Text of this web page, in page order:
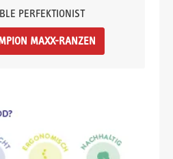
PERFEKTIONIST
MAXX-RANZEN